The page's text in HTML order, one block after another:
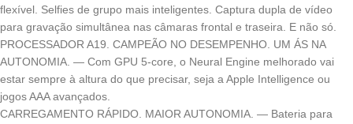
flexível. Selfies de grupo mais inteligentes. Captura dupla de vídeo
para gravação simultânea nas câmaras frontal e traseira. E não só.
PROCESSADOR A19. CAMPEÃO NO DESEMPENHO. UM ÁS NA
AUTONOMIA. — Com GPU 5-core, o Neural Engine melhorado vai
estar sempre à altura do que precisar, seja a Apple Intelligence ou
jogos AAA avançados.
CARREGAMENTO RÁPIDO. MAIOR AUTONOMIA. — Bateria para